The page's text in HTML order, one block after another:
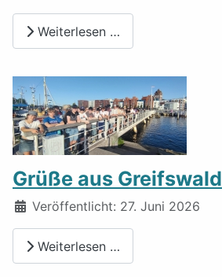
Weiterlesen …
Grüße aus Greifswald
Details
Veröffentlicht: 27. Juni 2026
Weiterlesen …